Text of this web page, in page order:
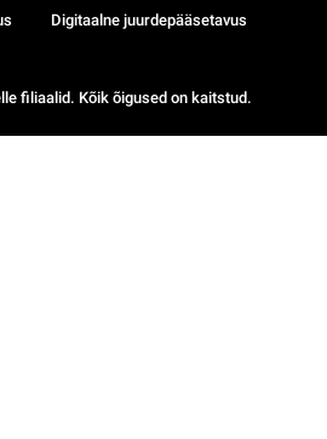
filiaalid. Kõik õigused on kaitstud.
Digitaalne juurdepääsetavus